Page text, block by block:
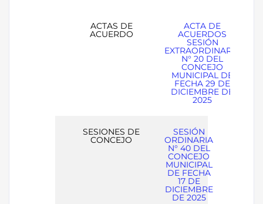
ACTAS DE
ACUERDO
ACTA DE
ACUERDOS
SESIÓN
EXTRAORDINARIA
N° 20 DEL
CONCEJO
MUNICIPAL DE
FECHA 29 DE
DICIEMBRE DE
2025
SESIONES DE
CONCEJO
SESIÓN
ORDINARIA
N° 40 DEL
CONCEJO
MUNICIPAL
DE FECHA
17 DE
DICIEMBRE
DE 2025